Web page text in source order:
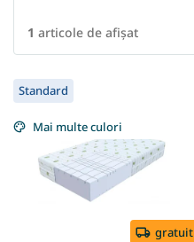
1 articole de afişat
L
i
s
t
Standard
Mai multe culori
gratuit